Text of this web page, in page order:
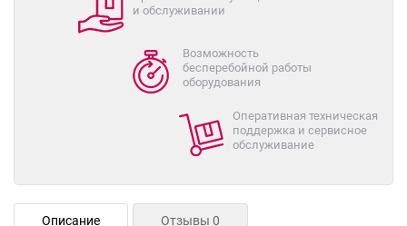
и обслуживании
Возможность
бесперебойной работы
оборудования
Оперативная техническая
поддержка и сервисное
обслуживание
Описание Отзывы 0